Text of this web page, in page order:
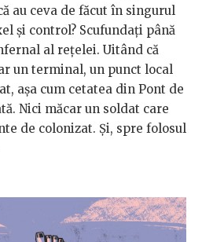
au ceva de făcut în singurul
și control? Scufundați până
al rețelei. Uitând că
un terminal, un punct local
așa cum cetatea din Pont de
Nici măcar un soldat care
de colonizat. Și, spre folosul